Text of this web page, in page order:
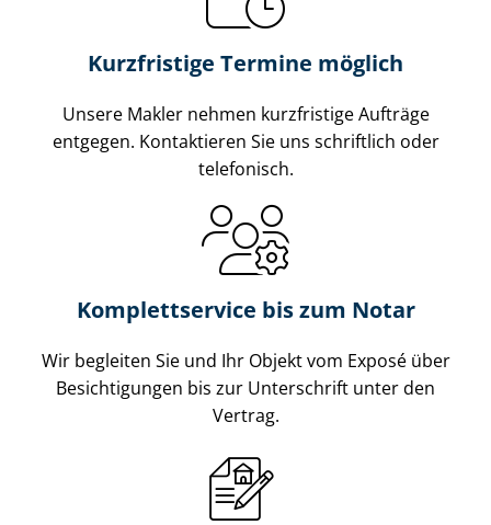
Kurzfristige Termine möglich
Unsere Makler nehmen kurzfristige Aufträge
entgegen. Kontaktieren Sie uns schriftlich oder
telefonisch.
Komplettservice bis zum Notar
Wir begleiten Sie und Ihr Objekt vom Exposé über
Besichtigungen bis zur Unterschrift unter den
Vertrag.